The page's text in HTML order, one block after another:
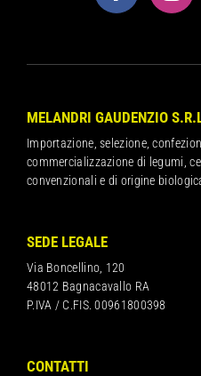
MELANDRI GAUDENZIO
Importazione, selezione,
commercializzazione di legumi,
convenzionali e di origine
SEDE LEGALE
Via Boncellino, 120
48012 Bagnacavallo RA
P.IVA / C.FIS. 00961800398
CONTATTI